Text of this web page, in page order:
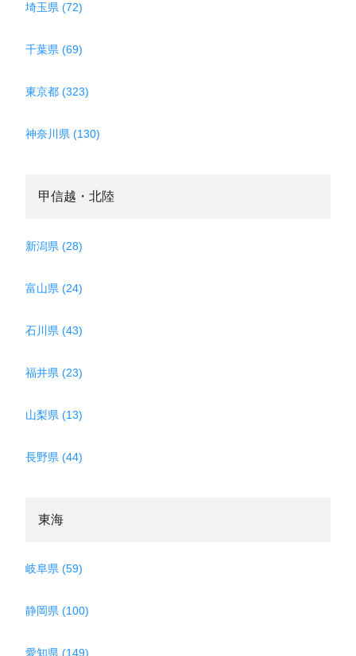
埼玉県 (72)
千葉県 (69)
東京都 (323)
神奈川県 (130)
甲信越・北陸
新潟県 (28)
富山県 (24)
石川県 (43)
福井県 (23)
山梨県 (13)
長野県 (44)
東海
岐阜県 (59)
静岡県 (100)
愛知県 (149)